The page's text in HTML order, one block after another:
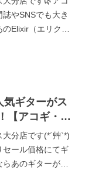
やSNSでも大き
Elixir（エリクサ
コギ弦
です✨■「音が暗
最新アコギ弦
shop/oita/arti
オンラインス
気ギターがス
【アコギ・エ
分店です(*´艸`*)
セール価格にてギ
あのギターがお